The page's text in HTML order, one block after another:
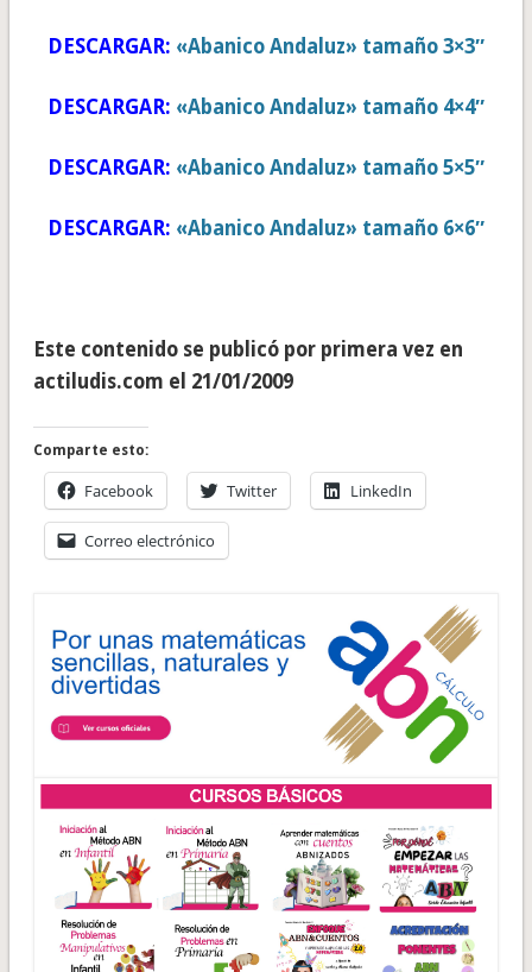
DESCARGAR: «Abanico Andaluz» tamaño 3×3″
DESCARGAR: «Abanico Andaluz» tamaño 4×4″
DESCARGAR: «Abanico Andaluz» tamaño 5×5″
DESCARGAR: «Abanico Andaluz» tamaño 6×6″
Este contenido se publicó por primera vez en
actiludis.com el 21/01/2009
Comparte esto:
Facebook Twitter LinkedIn
Correo electrónico